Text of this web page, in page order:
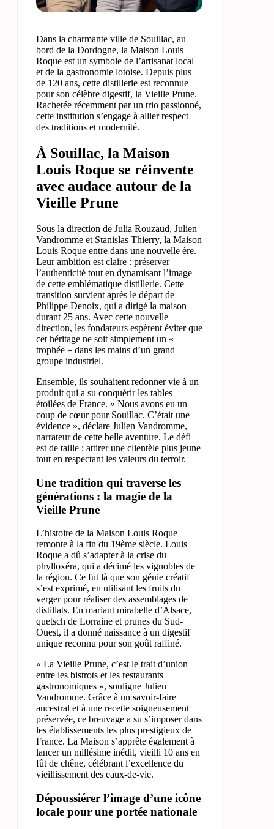
Dans la charmante ville de Souillac, au
bord de la Dordogne, la Maison Louis
Roque est un symbole de l’artisanat local
et de la gastronomie lotoise. Depuis plus
de 120 ans, cette distillerie est reconnue
pour son célèbre digestif, la Vieille Prune.
Rachetée récemment par un trio passionné,
cette institution s’engage à allier respect
des traditions et modernité.
À Souillac, la Maison
Louis Roque se réinvente
avec audace autour de la
Vieille Prune
Sous la direction de Julia Rouzaud, Julien
Vandromme et Stanislas Thierry, la Maison
Louis Roque entre dans une nouvelle ère.
Leur ambition est claire : préserver
l’authenticité tout en dynamisant l’image
de cette emblématique distillerie. Cette
transition survient après le départ de
Philippe Denoix, qui a dirigé la maison
durant 25 ans. Avec cette nouvelle
direction, les fondateurs espèrent éviter que
cet héritage ne soit simplement un «
trophée » dans les mains d’un grand
groupe industriel.
Ensemble, ils souhaitent redonner vie à un
produit qui a su conquérir les tables
étoilées de France. « Nous avons eu un
coup de cœur pour Souillac. C’était une
évidence », déclare Julien Vandromme,
narrateur de cette belle aventure. Le défi
est de taille : attirer une clientèle plus jeune
tout en respectant les valeurs du terroir.
Une tradition qui traverse les
générations : la magie de la
Vieille Prune
L’histoire de la Maison Louis Roque
remonte à la fin du 19ème siècle. Louis
Roque a dû s’adapter à la crise du
phylloxéra, qui a décimé les vignobles de
la région. Ce fut là que son génie créatif
s’est exprimé, en utilisant les fruits du
verger pour réaliser des assemblages de
distillats. En mariant mirabelle d’Alsace,
quetsch de Lorraine et prunes du Sud-
Ouest, il a donné naissance à un digestif
unique reconnu pour son goût raffiné.
« La Vieille Prune, c’est le trait d’union
entre les bistrots et les restaurants
gastronomiques », souligne Julien
Vandromme. Grâce à un savoir-faire
ancestral et à une recette soigneusement
préservée, ce breuvage a su s’imposer dans
les établissements les plus prestigieux de
France. La Maison s’apprête également à
lancer un millésime inédit, vieilli 10 ans en
fût de chêne, célébrant l’excellence du
vieillissement des eaux-de-vie.
Dépoussiérer l’image d’une icône
locale pour une portée nationale